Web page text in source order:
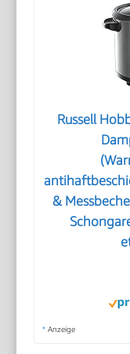
Russell
&
* Anzeige